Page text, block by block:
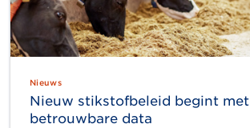
Nieuws
Nieuw stikstofbeleid begint met
betrouwbare data